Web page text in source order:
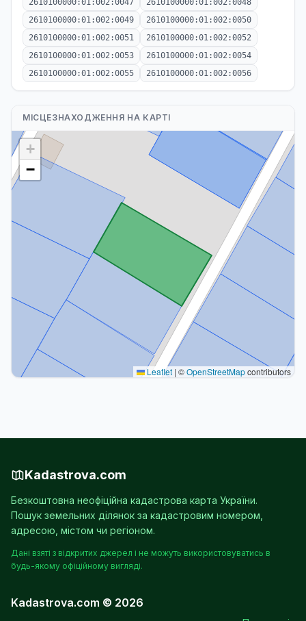
2610100000:01:002:0047
2610100000:01:002:0048
2610100000:01:002:0049
2610100000:01:002:0050
2610100000:01:002:0051
2610100000:01:002:0052
2610100000:01:002:0053
2610100000:01:002:0054
2610100000:01:002:0055
2610100000:01:002:0056
МІСЦЕЗНАХОДЖЕННЯ НА КАРТІ
+
−
Leaflet | ©OpenStreetMapcontributors
Kadastrova.com
Безкоштовна неофіційна кадастрова карта України.
Пошук земельних ділянок за кадастровим номером,
адресою, містом чи регіоном.
Дані взяті з відкритих джерел і не можуть використовуватись в
будь-якому офіційному вигляді.
Kadastrova.com © 2026